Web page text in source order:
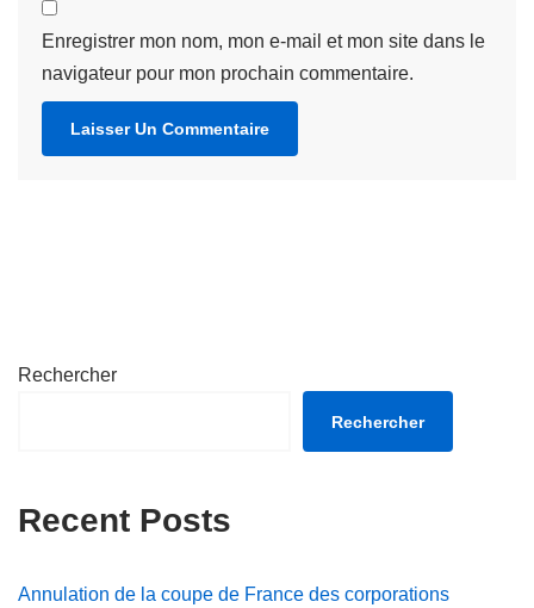
Enregistrer mon nom, mon e-mail et mon site dans le
navigateur pour mon prochain commentaire.
Rechercher
Rechercher
Recent Posts
Annulation de la coupe de France des corporations